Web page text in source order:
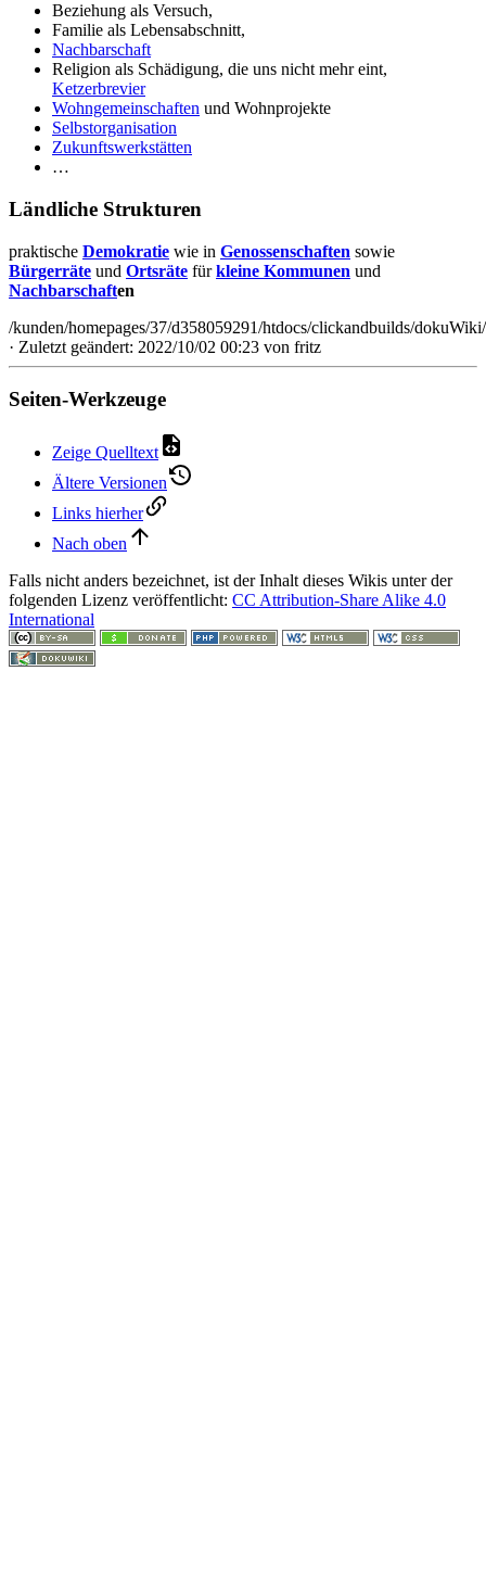
Beziehung als Versuch,
Familie als Lebensabschnitt,
Nachbarschaft
Religion als Schädigung, die uns nicht mehr eint,
Ketzerbrevier
Wohngemeinschaften und Wohnprojekte
Selbstorganisation
Zukunftswerkstätten
…
Ländliche Strukturen
praktische Demokratie wie in Genossenschaften sowie
Bürgerräte und Ortsräte fürkleine Kommunen und
Nachbarschaften
/kunden/homepages/37/d358059291/htdocs/clickandbuilds/
· Zuletzt geändert: 2022/10/02 00:23 von fritz
Seiten-Werkzeuge
Zeige Quelltext
Ältere Versionen
Links hierher
Nach oben
Falls nicht anders bezeichnet, ist der Inhalt dieses Wikis unter der
folgenden Lizenz veröffentlicht: CC Attribution-Share Alike 4.0
International